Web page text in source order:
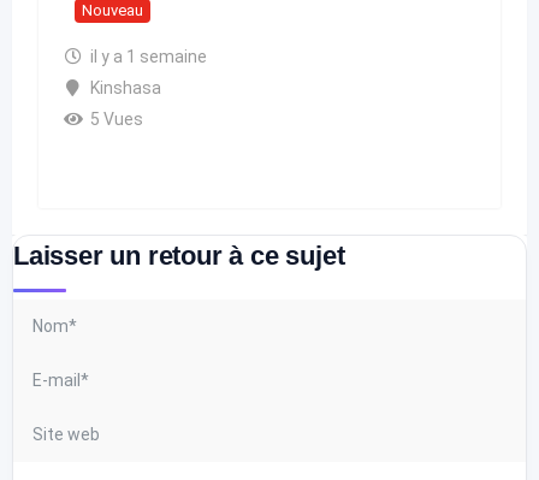
Nouveau
il y a 1 semaine
Kinshasa
5 Vues
Laisser un retour à ce sujet